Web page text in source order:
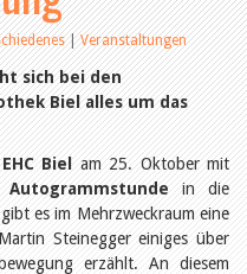
|Veranstaltungen
sich bei den
Biel alles um das
EHC Bielam 25. Oktober mit
Autogrammstundein die
es im Mehrzweckraum eine
Steinegger einiges über
erzählt. An diesem